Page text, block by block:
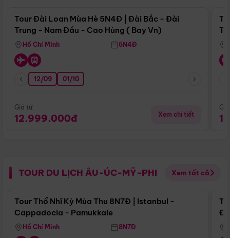
Tour Đài Loan Mùa Hè 5N4Đ | Đài Bắc - Đài
Trung - Nam Đầu - Cao Hùng ( Bay Vn)
Hồ Chí Minh 5N4Đ
12/09 01/10
Giá từ:
12.999.000đ Xem chi tiết
TOUR DU LỊCH ÂU-ÚC-MỸ-PHI Xem tất cả
Điểm nổi bật
Tour Thổ Nhĩ Kỳ Mùa Thu 8N7Đ | Istanbul -
Cappadocia - Pamukkale
Hồ Chí Minh 8N7Đ